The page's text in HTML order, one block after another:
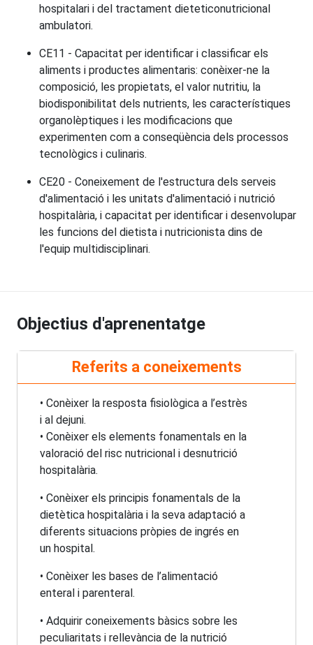
hospitalari i del tractament dieteticonutricional
ambulatori.
CE11 - Capacitat per identificar i classificar els
aliments i productes alimentaris: conèixer-ne la
composició, les propietats, el valor nutritiu, la
biodisponibilitat dels nutrients, les característiques
organolèptiques i les modificacions que
experimenten com a conseqüència dels processos
tecnològics i culinaris.
CE20 - Coneixement de l'estructura dels serveis
d'alimentació i les unitats d'alimentació i nutrició
hospitalària, i capacitat per identificar i desenvolupar
les funcions del dietista i nutricionista dins de
l'equip multidisciplinari.
Objectius d'aprenentatge
Referits a coneixements
• Conèixer la resposta fisiològica a l’estrès
i al dejuni.
• Conèixer els elements fonamentals en la
valoració del risc nutricional i desnutrició
hospitalària.
• Conèixer els principis fonamentals de la
dietètica hospitalària i la seva adaptació a
diferents situacions pròpies de ingrés en
un hospital.
• Conèixer les bases de l’alimentació
enteral i parenteral.
• Adquirir coneixements bàsics sobre les
peculiaritats i rellevància de la nutrició